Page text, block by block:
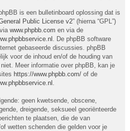
is een bulletinboard oplossing dat is
Public License v2” (hierna “GPL”)
www.phpbb.com en via de
. De phpBB software
gebaseerde discussies. phpBB
voor de inhoud en/of de houding van
Meer informatie over phpBB, kan je
https://www.phpbb.com/ of de
.
geen kwetsende, obscene,
dreigende, seksueel georiënteerde
te plaatsen, die de van
wetten schenden die gelden voor je